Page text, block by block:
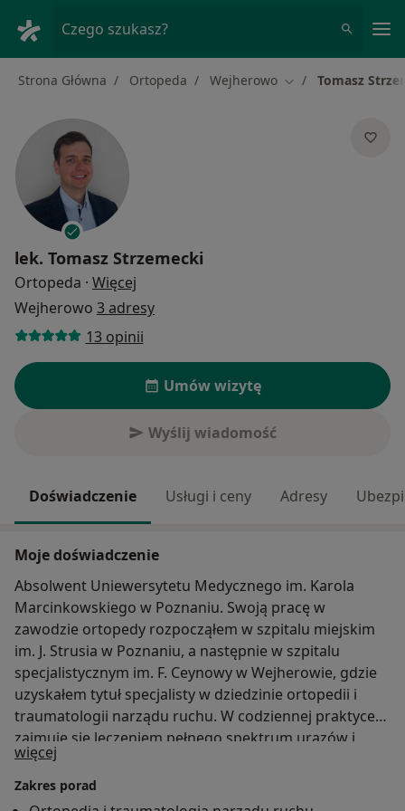
Czego szukasz?
Strona Główna Ortopeda Wejherowo Zmień miasto
Tomasz
lek. Tomasz Strzemecki
Ortopeda · Więcej
Wejherowo 3 adresy
13 opinii
Umów wizytę
Wyślij wiadomość
Doświadczenie Usługi i ceny Adresy
Moje doświadczenie
Absolwent Uniewersytetu Medycznego im. Karola
Marcinkowskiego w Poznaniu. Swoją pracę w
zawodzie ortopedy rozpocząłem w szpitalu miejskim
im. J. Strusia w Poznaniu, a następnie w szpitalu
specjalistycznym im. F. Ceynowy w Wejherowie, gdzie
uzyskałem tytuł specjalisty w dziedzinie ortopedii i
traumatologii narządu ruchu. W codziennej praktyce
zajmuje się leczeniem pełnego spektrum urazów i
złamań, w tym urazów sportowych oraz schorzeń
przewlekłych barku oraz kolana: leczeniem łąkotek i
rekonstrukcjami więzadłowymi, szyciem ścięgien,
więcej
Zakres porad